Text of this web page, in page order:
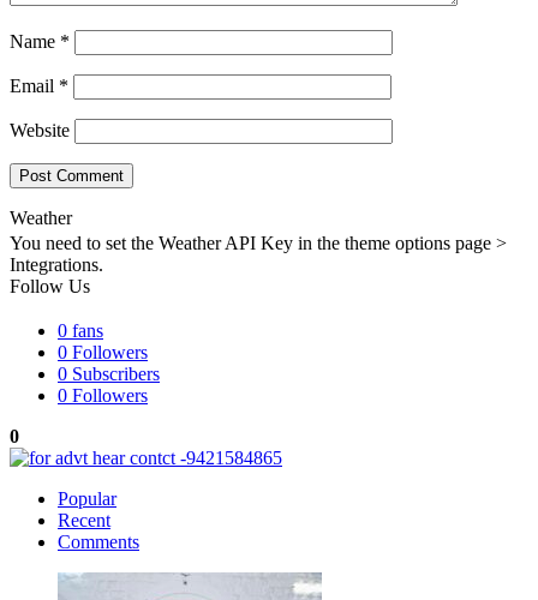
Name *
Email *
Website
Weather
You need to set the Weather API Key in the theme options page >
Integrations.
Follow Us
0 fans
0 Followers
0 Subscribers
0 Followers
0
Popular
Recent
Comments